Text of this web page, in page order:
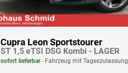
Cupra Leon Sportstourer
ST 1,5 eTSI DSG Kombi - LAGER
sofort lieferbar Fahrzeug mit Tageszulassung